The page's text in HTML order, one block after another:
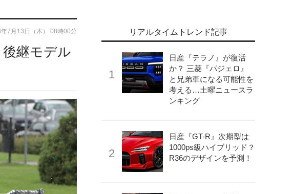
継モデル
7月13日（木） 08時00分 リアルタイムトレンド記事
日産『テラノ』が復活
か？ 三菱『パジェロ』
と兄弟車になる可能性を
考える…土曜ニュースラ
ンキング
日産『GT-R』次期型は
1000ps級ハイブリッド？
R36のデザインを予測！